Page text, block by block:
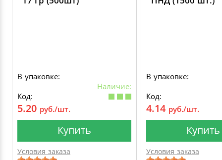
В упаковке:
Наличие:
Код:
5.20 руб./шт.
Купить
Условия заказа
В упаковке:
Код:
4.14 руб./шт.
Купить
Условия заказа